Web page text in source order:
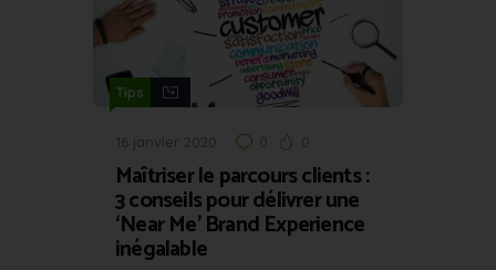
Tips
16 janvier 2020 0 0
Maîtriser le parcours clients :
3 conseils pour délivrer une
‘Near Me’ Brand Experience
inégalable